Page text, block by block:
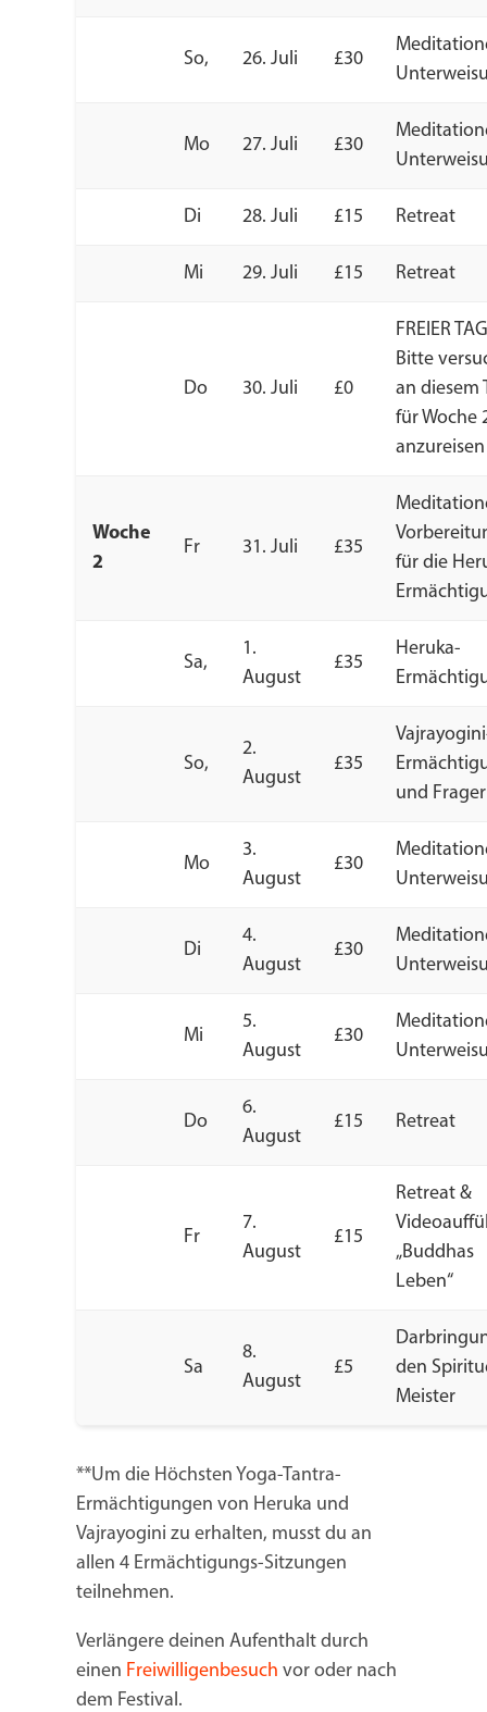
So, 26. Juli £30
Mo 27. Juli £30
Di 28. Juli £15 Retreat
Mi 29. Juli £15 Retreat
Do 30. Juli £0
FREIER TAG
Bitte
an diesem
für Woche
anzureisen
Woche
2
Fr 31. Juli £35
für die
Sa,
1.
August
£35
Heruka-
So,
2.
August
£35
und
Mo
3.
August
£30
Di
4.
August
£30
Mi
5.
August
£30
Do
6.
August
£15 Retreat
Fr
7.
August
£15
Retreat &
„Buddhas
Leben“
Sa
8.
August
£5
den
Meister
**Um die Höchsten Yoga-Tantra-
Ermächtigungen von Heruka und
Vajrayogini zu erhalten, musst du an
allen 4 Ermächtigungs-Sitzungen
teilnehmen.
Verlängere deinen Aufenthalt durch
einen Freiwilligenbesuch vor oder nach
dem Festival.